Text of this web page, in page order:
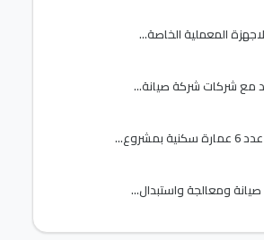
المعملية الخاصة...
مع شركات شركة صيانة...
ومعالجة واستبدال...